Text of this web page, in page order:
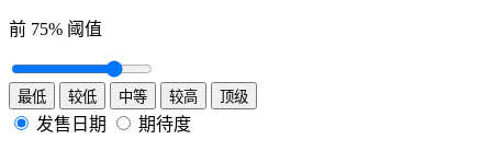
前 75% 阈值
最低 较低 中等 较高 顶级
发售日期 期待度